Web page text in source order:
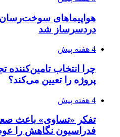
هواپیماهای سوخت‌رسان
دردسرساز شد
4 هفته پیش
چرا انتخاب
پروژه را تعیین می‌کند؟
4 هفته پیش
تفکر «تساوی» باعث
فدراسیون نگاهش را